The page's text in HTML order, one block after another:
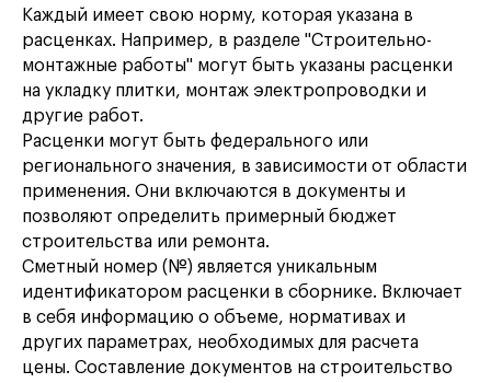
Каждый имеет свою норму, которая указана в
расценках. Например, в разделе "Строительно-
монтажные работы" могут быть указаны расценки
на укладку плитки, монтаж электропроводки и
другие работ.
Расценки могут быть федерального или
регионального значения, в зависимости от области
применения. Они включаются в документы и
позволяют определить примерный бюджет
строительства или ремонта.
Сметный номер (№) является уникальным
идентификатором расценки в сборнике. Включает
в себя информацию о объеме, нормативах и
других параметрах, необходимых для расчета
цены. Составление документов на строительство